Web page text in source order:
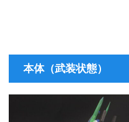
本体（武装状態）